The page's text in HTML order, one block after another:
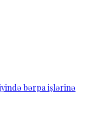
bərpa işlərinə